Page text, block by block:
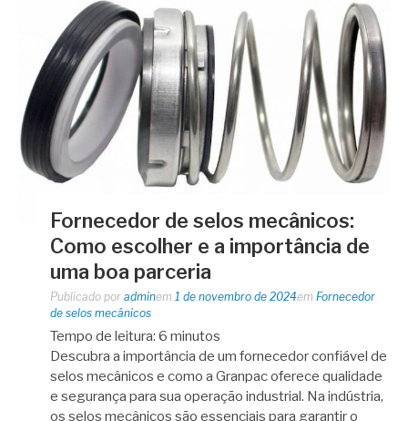
Fornecedor de selos mecânicos:
Como escolher e a importância de
uma boa parceria
Publicado por adminem 1 de novembro de 2024em Fornecedor
de selos mecânicos
Tempo de leitura: 6 minutos
Descubra a importância de um fornecedor confiável de
selos mecânicos e como a Granpac oferece qualidade
e segurança para sua operação industrial. Na indústria,
os selos mecânicos são essenciais para garantir o